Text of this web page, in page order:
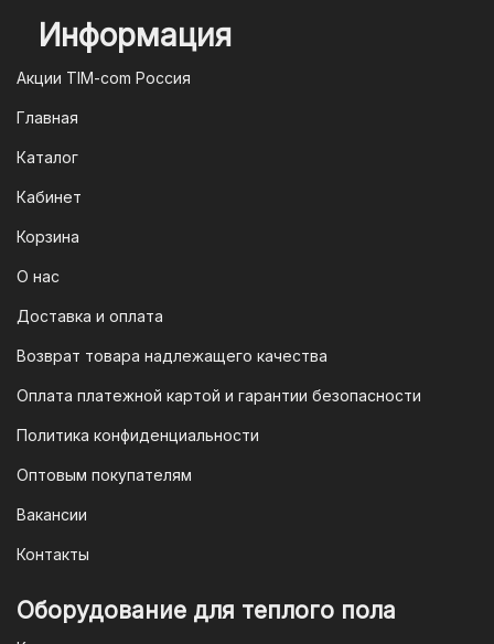
2. Оплата через систему быстрых
платежей (СПБ)
Мы следим за современными
систему быстрых платежей (СПБ).
предоставлен QR-код. Просто
доступен для большинства российских
3. Оплата по QR-коду
— это QR-код. После оформления
заказа мы предоставим вам
уникальный QR-код, который можно
приложении вашего банка. Это быстро,
удобно и безопасно.
Информация
Акции TIM-com Россия
Главная
Каталог
Кабинет
Корзина
О нас
Доставка и оплата
Возврат товара надлежащего качества
Оплата платежной картой и гарантии безопасности
Политика конфиденциальности
Оптовым покупателям
Вакансии
Контакты
Оборудование для теплого пола